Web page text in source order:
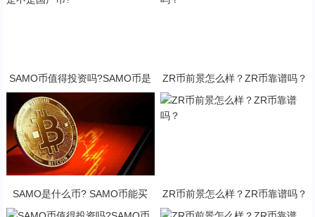
SAMO币值得投资吗?SAMO币是
不是国产币?
ZR币前景怎么样？ZR币靠谱吗？
SAMO是什么币? SAMO币能买
ZR币前景怎么样？ZR币靠谱吗？